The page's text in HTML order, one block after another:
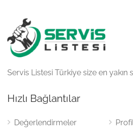
Servis Listesi Türkiye size en yakın
Hızlı Bağlantılar
Değerlendirmeler